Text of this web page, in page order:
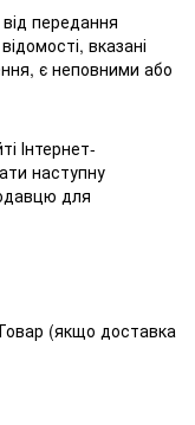
передання
вказані
є неповними або
Інтернет-
наступну
для
(якщо доставка